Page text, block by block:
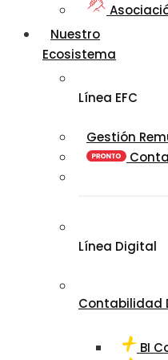
Nuestro
Ecosistema
Línea EFC
Gestión
Línea Digital
Contabilidad
BI